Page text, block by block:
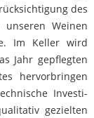
des
Weinen
Im Keller wird
Jahr gepflegten
hervorbringen
Investi­
gezielten